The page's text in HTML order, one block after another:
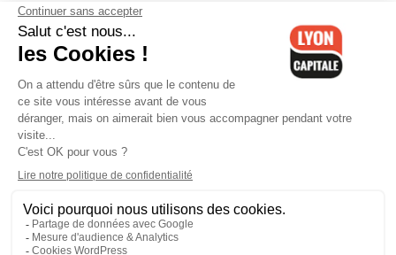
Contactez-nous-Mentions légales-CGV-Politique de
confidentialité-Gestion des cookies